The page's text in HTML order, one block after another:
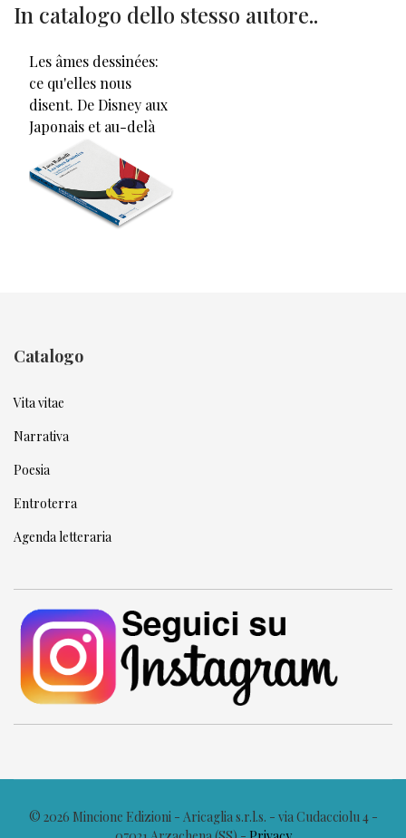
In catalogo dello stesso autore..
Les âmes dessinées:
ce qu'elles nous
disent. De Disney aux
Japonais et au-delà
Catalogo
Vita vitae
Narrativa
Poesia
Entroterra
Agenda letteraria
© 2026 Mincione Edizioni - Aricaglia s.r.l.s. - via Cudacciolu 4 -